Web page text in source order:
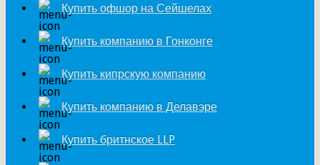
Купить офшор на Сейшелах
Купить компанию в Гонконге
Купить кипрскую компанию
Купить компанию в Делавэре
Купить бритнское LLP